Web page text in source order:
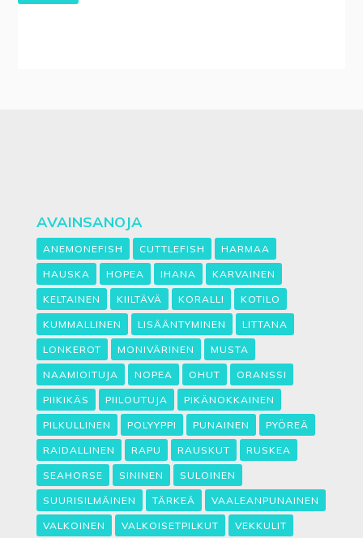
AVAINSANOJA
ANEMONEFISH CUTTLEFISH HARMAA
HAUSKA HOPEA IHANA KARVAINEN
KELTAINEN KIILTÄVÄ KORALLI KOTILO
KUMMALLINEN LISÄÄNTYMINEN LITTANA
LONKEROT MONIVÄRINEN MUSTA
NAAMIOITUJA NOPEA OHUT ORANSSI
PIIKIKÄS PIILOUTUJA PIKÄNOKKAINEN
PILKULLINEN POLYYPPI PUNAINEN PYÖREÄ
RAIDALLINEN RAPU RAUSKUT RUSKEA
SEAHORSE SININEN SULOINEN
SUURISILMÄINEN TÄRKEÄ VAALEANPUNAINEN
VALKOINEN VALKOISETPILKUT VEKKULIT